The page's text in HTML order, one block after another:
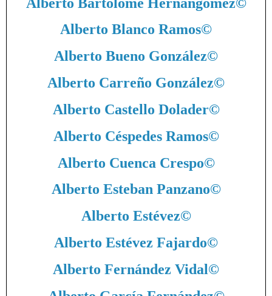
Alberto Blanco Ramos©
Alberto Bueno González©
Alberto Carreño González©
Alberto Castello Dolader©
Alberto Céspedes Ramos©
Alberto Cuenca Crespo©
Alberto Esteban Panzano©
Alberto Estévez©
Alberto Estévez Fajardo©
Alberto Fernández Vidal©